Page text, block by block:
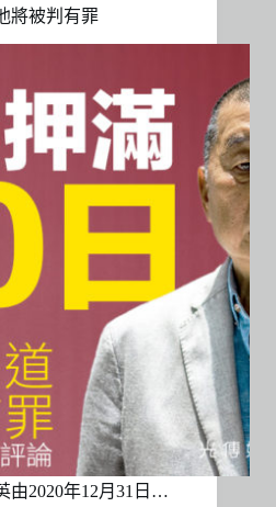
將被判有罪
由2020年12月31日…